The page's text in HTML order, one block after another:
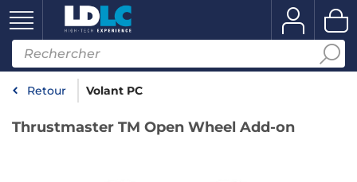
Retour Volant PC
Thrustmaster TM Open Wheel Add-on